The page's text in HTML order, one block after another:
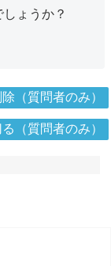
ょうか？
（質問者のみ）
（質問者のみ）